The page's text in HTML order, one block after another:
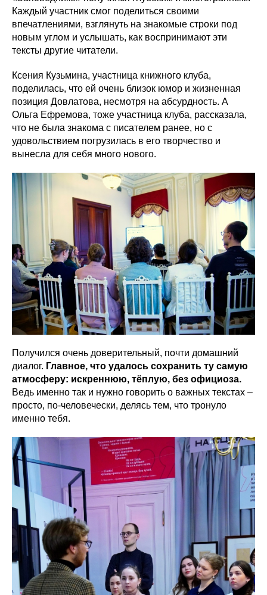
Каждый участник смог поделиться своими
впечатлениями, взглянуть на знакомые строки под
новым углом и услышать, как воспринимают эти
тексты другие читатели.
Ксения Кузьмина, участница книжного клуба,
поделилась, что ей очень близок юмор и жизненная
позиция Довлатова, несмотря на абсурдность. А
Ольга Ефремова, тоже участница клуба, рассказала,
что не была знакома с писателем ранее, но с
удовольствием погрузилась в его творчество и
вынесла для себя много нового.
Получился очень доверительный, почти домашний
диалог. Главное, что удалось сохранить ту самую
атмосферу: искреннюю, тёплую, без официоза.
Ведь именно так и нужно говорить о важных текстах –
просто, по‑человечески, делясь тем, что тронуло
именно тебя.